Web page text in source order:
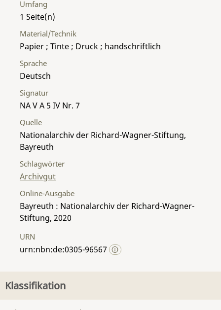
Umfang
1
Material/Technik
Papier ; Tinte ; Druck ; handschriftlich
Sprache
Deutsch
Signatur
NA V A 5 IV Nr. 7
Quelle
Nationalarchiv der Richard-Wagner-Stiftung,
Bayreuth
Schlagwörter
Archivgut
Online-Ausgabe
Bayreuth : Nationalarchiv der Richard-Wagner-
Stiftung, 2020
URN
urn:nbn:de:0305-96567
Klassifikation